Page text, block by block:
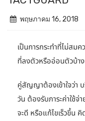
พฤษภาคม 16, 2018
เป็นการกระทำที่ไม่สม
ที่ลงตัวหรืออ่อนตัวบ้า
คู่สัญญาต้องเข้าใจว่า
วัน ต้องรับภาระค่าใช้จ่
จะดี หรือแก้ไขเร็วขึ้น